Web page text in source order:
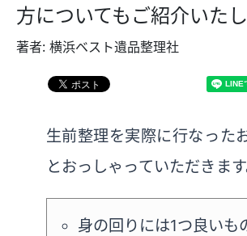
方についてもご紹介いたし
著者： 横浜ベスト遺品整理社
生前整理を実際に行なった
とおっしゃっていただきます
身の回りには1つ良いも